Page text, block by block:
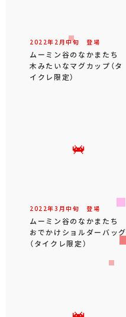
2022年 2 月中旬 登場
ムーミン谷のなかまたち
木みたいなマグカップ（タ
イクレ限定）
2022年3 月中旬 登場
ムーミン谷のなかまたち
おでかけショルダーバッグ
（タイクレ限定）